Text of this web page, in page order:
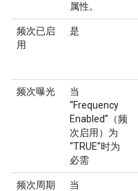
属性。
频次已启
用
是
频次曝光
当
“Frequency
Enabled”（频
次启用）为
“TRUE”时为
必需
频次周期
当